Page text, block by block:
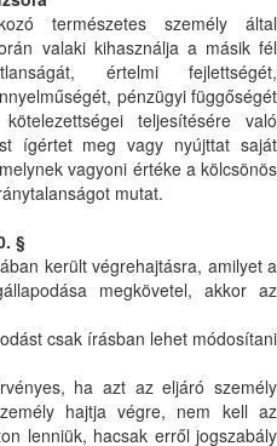
természetes személy által
valaki kihasználja a másik fél
értelmi fejlettségét,
pénzügyi függőségét
teljesítésére való
ígértet meg vagy nyújttat saját
vagyoni értéke a kölcsönös
mutat.
§
került végrehajtásra, amilyet a
megkövetel, akkor az
csak írásban lehet módosítani
ha azt az eljáró személy
hajtja végre, nem kell az
lenniük, hacsak erről jogszabály